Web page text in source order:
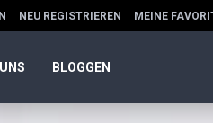
NEU REGISTRIEREN MEINE
BLOGGEN